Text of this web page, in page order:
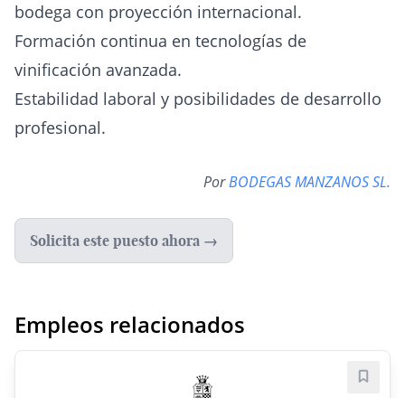
bodega con proyección internacional.
Formación continua en tecnologías de
vinificación avanzada.
Estabilidad laboral y posibilidades de desarrollo
profesional.
PorBODEGAS MANZANOS SL.
Solicita este puesto ahora →
Empleos relacionados